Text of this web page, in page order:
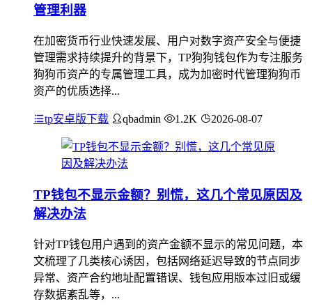
管理利器
在加密货币行业快速发展、用户对数字资产安全与便捷
管理需求持续提升的背景下，TP狗狗钱包作为专注服务
狗狗币资产的专属管理工具，成为加密时代管理狗狗币
资产的优质选择...
tp安卓版下载 qbadmin 1.2K 2026-08-07
TP钱包不显示金额？别慌，这几个常见原因及
解决办法
针对TP钱包用户遇到的资产金额不显示的常见问题，本
文梳理了几类核心诱因，包括网络延迟导致的节点同步
异常、资产合约地址配置错误、钱包应用版本过旧或缓
存数据紊乱等，...